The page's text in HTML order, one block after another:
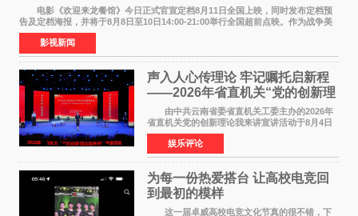
电影《欢迎来龙餐馆》今日正式官宣定档8月11日全国上映，同时发布定档预
告及定档海报，并将于8月8日至10日14:00-21:00举行全国超前点映。作为战争美
食大片，影片讲述的是中国厨师徐福（沈腾
影视新闻
声入人心传理论 牢记嘱托启新程
——2026年省直机关“党的创新理
论我来讲”宣讲活动圆满落幕
由中共云南省委省直机关工委主办的2026年
省直机关党的创新理论我来讲宣讲活动于8月4日
至5日在昆明举办。活动以 "牢记嘱托 感恩奋进
开创云南发展新局面 "为主题，坚持以新时代中国
特色社会主义
娱乐评论
为每一份热爱搭台 让高校电竞回
到最初的模样
这一届卓威高校电竞文化节真的很不错，下